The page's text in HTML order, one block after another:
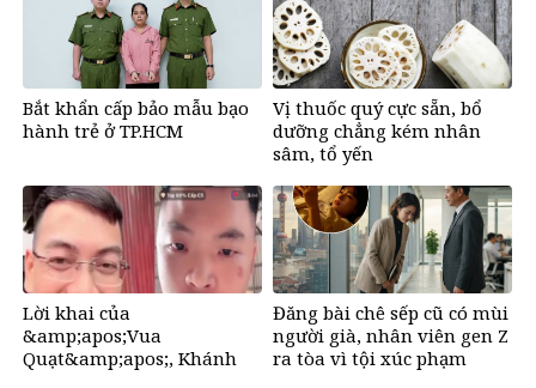
Bắt khẩn cấp bảo mẫu bạo
hành trẻ ở TP.HCM
Vị thuốc quý cực sẵn, bổ
dưỡng chẳng kém nhân
sâm, tổ yến
Lời khai của
&amp;apos;Vua
Quạt&amp;apos;, Khánh
Đăng bài chê sếp cũ có mùi
người già, nhân viên gen Z
ra tòa vì tội xúc phạm